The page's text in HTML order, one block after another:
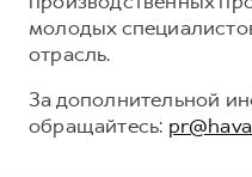
молодых
отрасль.
За дополнительной
обращайтесь: